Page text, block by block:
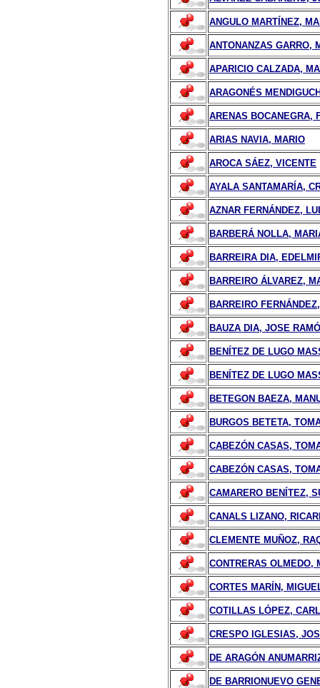
ANGULO MARTÍNEZ,
ANTONANZAS GARRO,
APARICIO CALZADA,
ARAGONÉS
ARENAS BOCANEGRA,
ARIAS NAVIA, MARIO
AROCA SÁEZ, VICENTE
AYALA SANTAMARÍA,
AZNAR FERNÁNDEZ,
BARBERÁ NOLLA,
BARREIRA DIA,
BARREIRO ÁLVAREZ,
BARREIRO
BAUZA DIA, JOSE
BENÍTEZ DE LUGO
BENÍTEZ DE LUGO
BETEGON BAEZA,
BURGOS BETETA,
CABEZÓN CASAS,
CABEZÓN CASAS,
CAMARERO BENÍTEZ,
CANALS LIZANO,
CLEMENTE MUÑOZ,
CONTRERAS OLMEDO,
CORTES MARÍN,
COTILLAS LÓPEZ,
CRESPO IGLESIAS,
DE ARAGÓN
DE BARRIONUEVO